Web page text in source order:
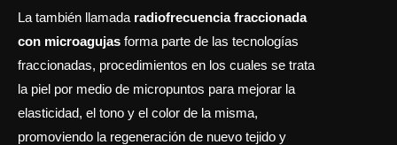
La también llamada radiofrecuencia fraccionada
con microagujas forma parte de las tecnologías
fraccionadas, procedimientos en los cuales se trata
la piel por medio de micropuntos para mejorar la
elasticidad, el tono y el color de la misma,
promoviendo la regeneración de nuevo tejido y